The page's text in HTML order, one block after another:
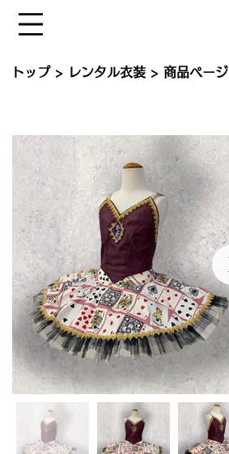
トップ> レンタル衣装> 商品ページ